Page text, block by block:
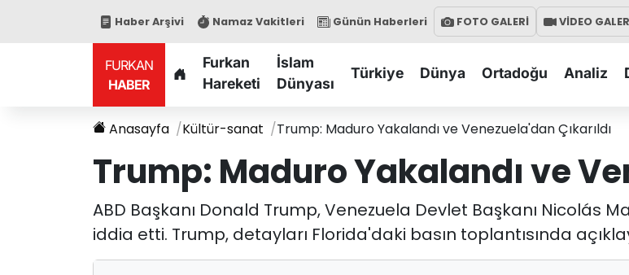
Haber Arşivi Namaz Vakitleri Günün Haberleri FOTO GALERİ VİDEO
FURKAN
HABER
Furkan
Hareketi
İslam
Dünyası
Türkiye Dünya Ortadoğu Analiz
Anasayfa Kültür-sanat Trump: Maduro Yakalandı ve Venezuela'dan Çıkarıldı
Trump: Maduro Yakalandı ve
ABD Başkanı Donald Trump, Venezuela Devlet Başkanı Nicolás
iddia etti. Trump, detayları Florida'daki basın toplantısında